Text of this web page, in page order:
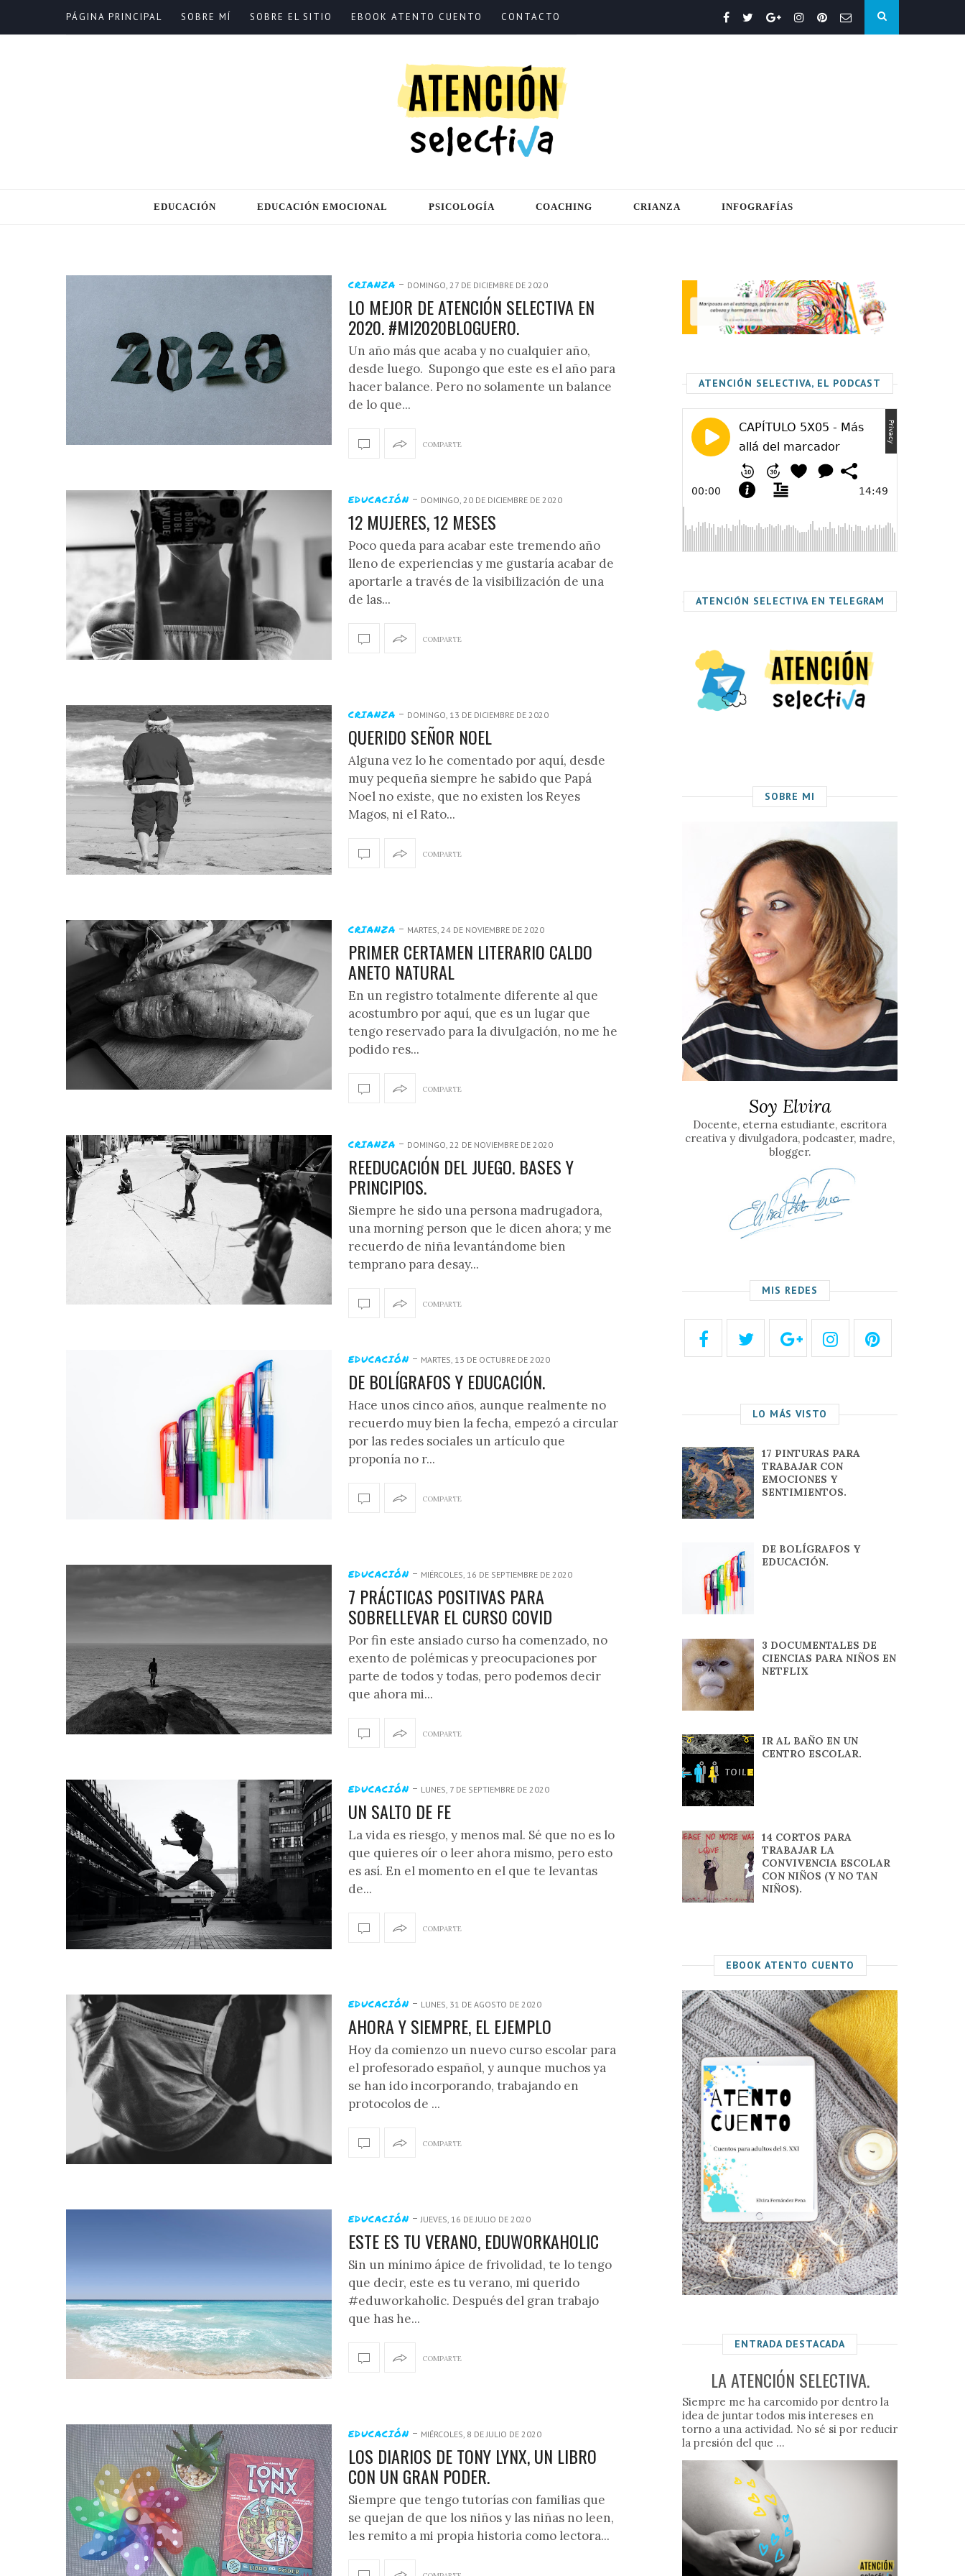
PÁGINA PRINCIPAL SOBRE MÍ SOBRE EL SITIO EBOOK ATENTO CUENTO CONTACTO
EDUCACIÓN EDUCACIÓN EMOCIONAL PSICOLOGÍA COACHING CRIANZA INFOGRAFÍAS
CRIANZA - DOMINGO, 27 DE DICIEMBRE DE 2020
LO MEJOR DE ATENCIÓN SELECTIVA EN
2020. #MI2020BLOGUERO.
Un año más que acaba y no cualquier año,
desde luego. Supongo que este es el año para
hacer balance. Pero no solamente un balance
de lo que...
COMPARTE
EDUCACIÓN - DOMINGO, 20 DE DICIEMBRE DE 2020
12 MUJERES, 12 MESES
Poco queda para acabar este tremendo año
lleno de experiencias y me gustaría acabar de
aportarle a través de la visibilización de una
de las...
COMPARTE
CRIANZA - DOMINGO, 13 DE DICIEMBRE DE 2020
QUERIDO SEÑOR NOEL
Alguna vez lo he comentado por aquí, desde
muy pequeña siempre he sabido que Papá
Noel no existe, que no existen los Reyes
Magos, ni el Rato...
COMPARTE
CRIANZA - MARTES, 24 DE NOVIEMBRE DE 2020
PRIMER CERTAMEN LITERARIO CALDO
ANETO NATURAL
En un registro totalmente diferente al que
acostumbro por aquí, que es un lugar que
tengo reservado para la divulgación, no me he
podido res...
COMPARTE
CRIANZA - DOMINGO, 22 DE NOVIEMBRE DE 2020
REEDUCACIÓN DEL JUEGO. BASES Y
PRINCIPIOS.
Siempre he sido una persona madrugadora,
una morning person que le dicen ahora; y me
recuerdo de niña levantándome bien
temprano para desay...
COMPARTE
EDUCACIÓN - MARTES, 13 DE OCTUBRE DE 2020
DE BOLÍGRAFOS Y EDUCACIÓN.
Hace unos cinco años, aunque realmente no
recuerdo muy bien la fecha, empezó a circular
por las redes sociales un artículo que
proponía no r...
COMPARTE
EDUCACIÓN - MIÉRCOLES, 16 DE SEPTIEMBRE DE 2020
7 PRÁCTICAS POSITIVAS PARA
SOBRELLEVAR EL CURSO COVID
Por fin este ansiado curso ha comenzado, no
exento de polémicas y preocupaciones por
parte de todos y todas, pero podemos decir
que ahora mi...
COMPARTE
EDUCACIÓN - LUNES, 7 DE SEPTIEMBRE DE 2020
UN SALTO DE FE
La vida es riesgo, y menos mal. Sé que no es lo
que quieres oír o leer ahora mismo, pero esto
es así. En el momento en el que te levantas
de...
COMPARTE
EDUCACIÓN - LUNES, 31 DE AGOSTO DE 2020
AHORA Y SIEMPRE, EL EJEMPLO
Hoy da comienzo un nuevo curso escolar para
el profesorado español, y aunque muchos ya
se han ido incorporando, trabajando en
protocolos de ...
COMPARTE
EDUCACIÓN -JUEVES, 16 DE JULIO DE 2020
ESTE ES TU VERANO, EDUWORKAHOLIC
Sin un mínimo ápice de frivolidad, te lo tengo
que decir, este es tu verano, mi querido
#eduworkaholic. Después del gran trabajo
que has he...
COMPARTE
EDUCACIÓN - MIÉRCOLES, 8 DE JULIO DE 2020
LOS DIARIOS DE TONY LYNX, UN LIBRO
CON UN GRAN PODER.
Siempre que tengo tutorías con familias que
se quejan de que los niños y las niñas no leen,
les remito a mi propia historia como lectora...
ATENCIÓN SELECTIVA, EL PODCAST
ATENCIÓN SELECTIVA EN TELEGRAM
SOBRE MI
Soy Elvira
Docente, eterna estudiante, escritora
creativa y divulgadora, podcaster, madre,
blogger.
MIS REDES
LO MÁS VISTO
17 PINTURAS PARA
TRABAJAR CON
EMOCIONES Y
SENTIMIENTOS.
DE BOLÍGRAFOS Y
EDUCACIÓN.
3 DOCUMENTALES DE
CIENCIAS PARA NIÑOS EN
NETFLIX
IR AL BAÑO EN UN
CENTRO ESCOLAR.
14 CORTOS PARA
TRABAJAR LA
CONVIVENCIA ESCOLAR
CON NIÑOS (Y NO TAN
NIÑOS).
EBOOK ATENTO CUENTO
ENTRADA DESTACADA
LA ATENCIÓN SELECTIVA.
Siempre me ha carcomido por dentro la
idea de juntar todos mis intereses en
torno a una actividad. No sé si por reducir
la presión del que ...